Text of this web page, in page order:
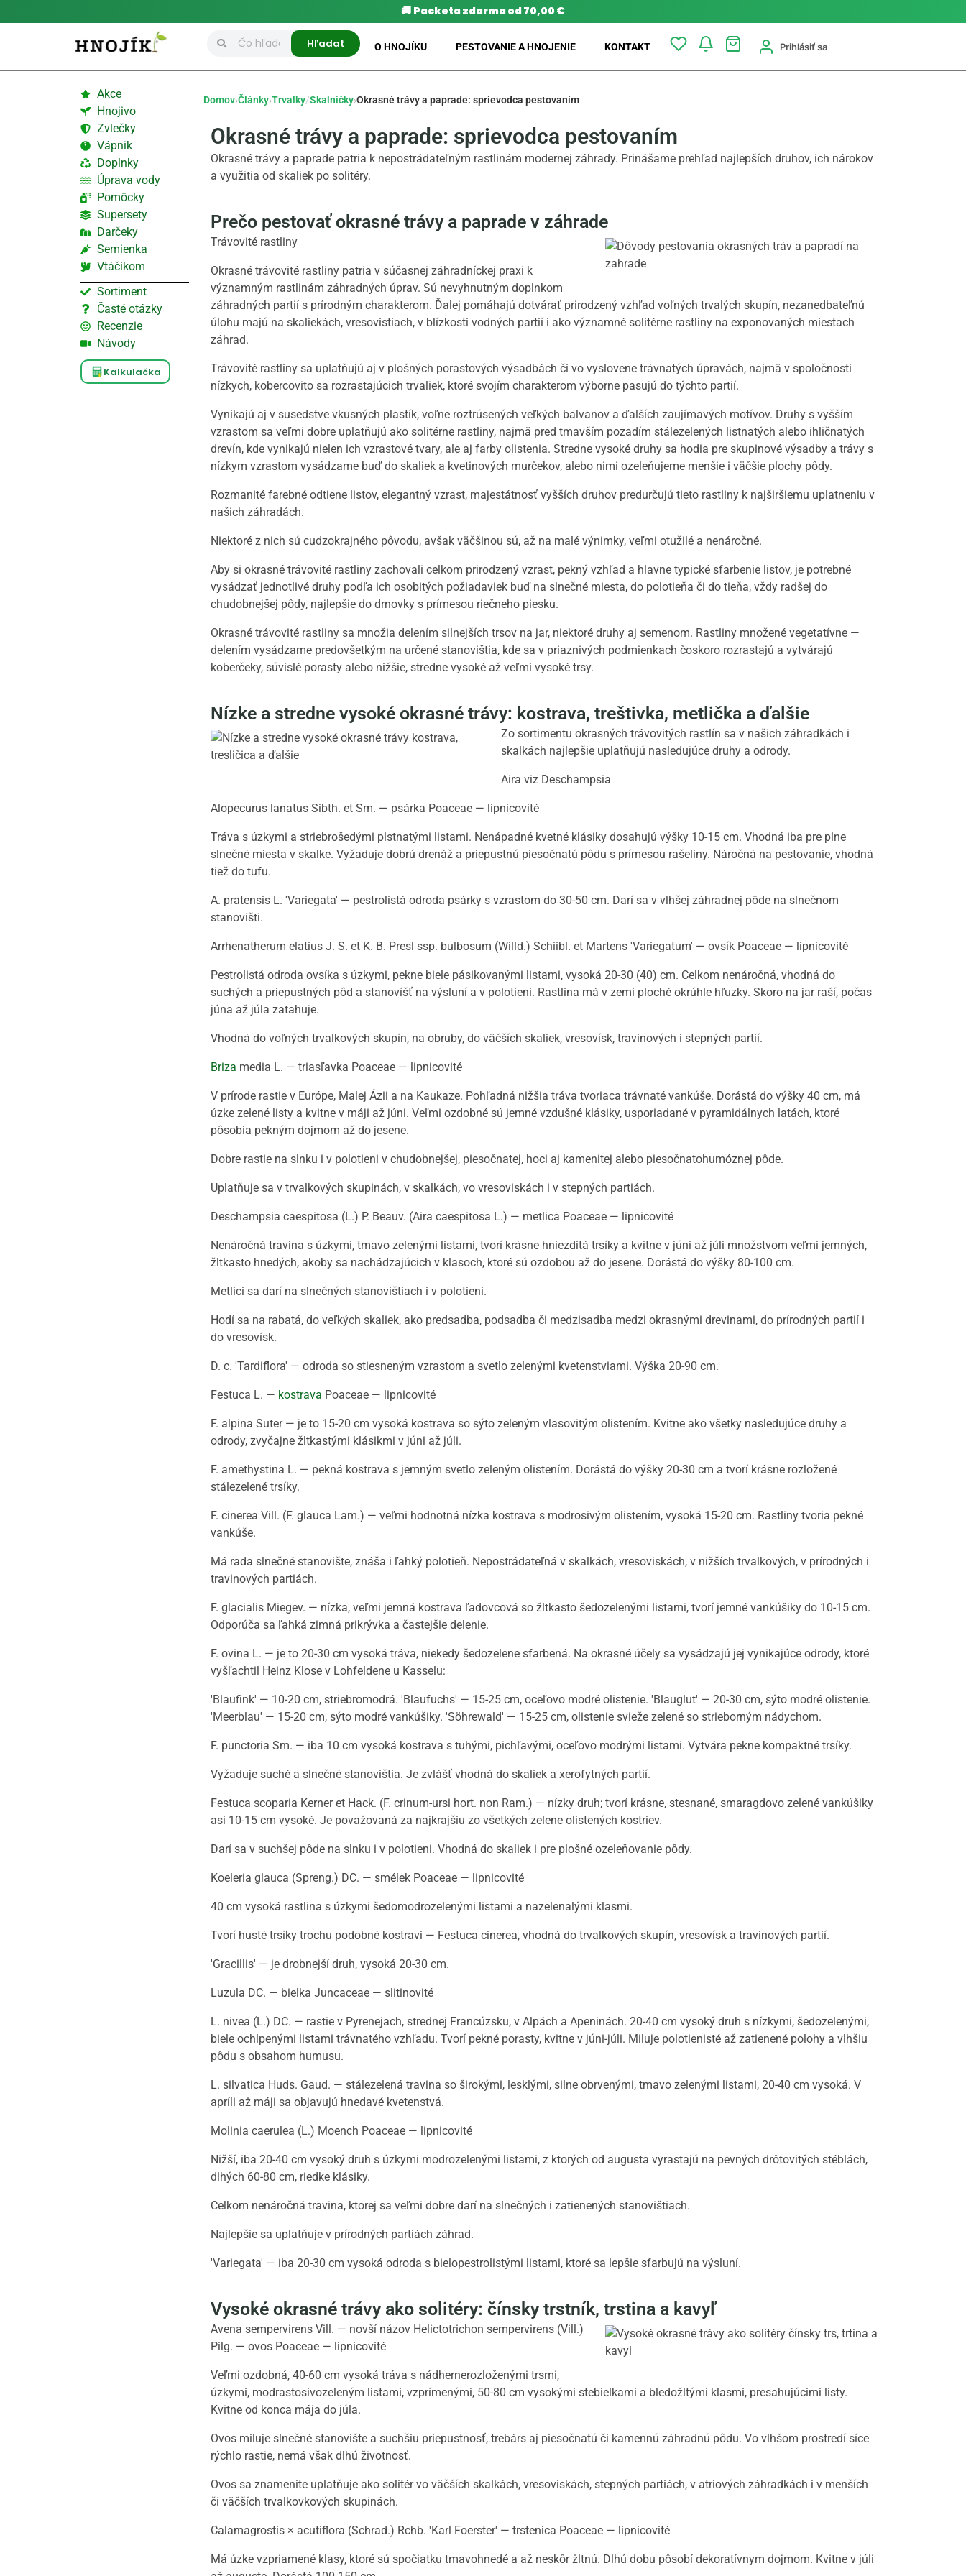
🚚 Packeta zdarma od 70,00 €
Hľadať O HNOJÍKU PESTOVANIE A HNOJENIE KONTAKT Prihlásiť sa
Akce
Hnojivo
Zvlečky
Vápnik
Doplnky
Úprava vody
Pomôcky
Supersety
Darčeky
Semienka
Vtáčikom
Sortiment
Časté otázky
Recenzie
Návody
Kalkulačka
Domov›Články›Trvalky/Skalničky›Okrasné trávy a paprade: sprievodca pestovaním
Okrasné trávy a paprade: sprievodca pestovaním
Okrasné trávy a paprade patria k nepostrádateľným rastlinám modernej záhrady. Prinášame prehľad najlepších druhov, ich nárokov
a využitia od skaliek po solitéry.
Prečo pestovať okrasné trávy a paprade v záhrade
Trávovité rastliny
Okrasné trávovité rastliny patria v súčasnej záhradníckej praxi k
významným rastlinám záhradných úprav. Sú nevyhnutným doplnkom
záhradných partií s prírodným charakterom. Ďalej pomáhajú dotvárať prirodzený vzhľad voľných trvalých skupín, nezanedbateľnú
úlohu majú na skaliekách, vresovistiach, v blízkosti vodných partií i ako významné solitérne rastliny na exponovaných miestach
záhrad.
Trávovité rastliny sa uplatňujú aj v plošných porastových výsadbách či vo vyslovene trávnatých úpravách, najmä v spoločnosti
nízkych, kobercovito sa rozrastajúcich trvaliek, ktoré svojím charakterom výborne pasujú do týchto partií.
Vynikajú aj v susedstve vkusných plastík, voľne roztrúsených veľkých balvanov a ďalších zaujímavých motívov. Druhy s vyšším
vzrastom sa veľmi dobre uplatňujú ako solitérne rastliny, najmä pred tmavším pozadím stálezelených listnatých alebo ihličnatých
drevín, kde vynikajú nielen ich vzrastové tvary, ale aj farby olistenia. Stredne vysoké druhy sa hodia pre skupinové výsadby a trávy s
nízkym vzrastom vysádzame buď do skaliek a kvetinových murčekov, alebo nimi ozeleňujeme menšie i väčšie plochy pôdy.
Rozmanité farebné odtiene listov, elegantný vzrast, majestátnosť vyšších druhov predurčujú tieto rastliny k najširšiemu uplatneniu v
našich záhradách.
Niektoré z nich sú cudzokrajného pôvodu, avšak väčšinou sú, až na malé výnimky, veľmi otužilé a nenáročné.
Aby si okrasné trávovité rastliny zachovali celkom prirodzený vzrast, pekný vzhľad a hlavne typické sfarbenie listov, je potrebné
vysádzať jednotlivé druhy podľa ich osobitých požiadaviek buď na slnečné miesta, do polotieňa či do tieňa, vždy radšej do
chudobnejšej pôdy, najlepšie do drnovky s prímesou riečneho piesku.
Okrasné trávovité rastliny sa množia delením silnejších trsov na jar, niektoré druhy aj semenom. Rastliny množené vegetatívne —
delením vysádzame predovšetkým na určené stanovištia, kde sa v priaznivých podmienkach čoskoro rozrastajú a vytvárajú
koberčeky, súvislé porasty alebo nižšie, stredne vysoké až veľmi vysoké trsy.
Nízke a stredne vysoké okrasné trávy: kostrava, treštivka, metlička a ďalšie
Zo sortimentu okrasných trávovitých rastlín sa v našich záhradkách i
skalkách najlepšie uplatňujú nasledujúce druhy a odrody.
Aira viz Deschampsia
Alopecurus lanatus Sibth. et Sm. — psárka Poaceae — lipnicovité
Tráva s úzkymi a striebrošedými plstnatými listami. Nenápadné kvetné klásiky dosahujú výšky 10-15 cm. Vhodná iba pre plne
slnečné miesta v skalke. Vyžaduje dobrú drenáž a priepustnú piesočnatú pôdu s prímesou rašeliny. Náročná na pestovanie, vhodná
tiež do tufu.
A. pratensis L. 'Variegata' — pestrolistá odroda psárky s vzrastom do 30-50 cm. Darí sa v vlhšej záhradnej pôde na slnečnom
stanovišti.
Arrhenatherum elatius J. S. et K. B. Presl ssp. bulbosum (Willd.) Schiibl. et Martens 'Variegatum' — ovsík Poaceae — lipnicovité
Pestrolistá odroda ovsíka s úzkymi, pekne biele pásikovanými listami, vysoká 20-30 (40) cm. Celkom nenáročná, vhodná do
suchých a priepustných pôd a stanovíšť na výsluní a v polotieni. Rastlina má v zemi ploché okrúhle hľuzky. Skoro na jar raší, počas
júna až júla zatahuje.
Vhodná do voľných trvalkových skupín, na obruby, do väčších skaliek, vresovísk, travinových i stepných partií.
Briza media L. — triasľavka Poaceae — lipnicovité
V prírode rastie v Európe, Malej Ázii a na Kaukaze. Pohľadná nižšia tráva tvoriaca trávnaté vankúše. Dorástá do výšky 40 cm, má
úzke zelené listy a kvitne v máji až júni. Veľmi ozdobné sú jemné vzdušné klásiky, usporiadané v pyramidálnych latách, ktoré
pôsobia pekným dojmom až do jesene.
Dobre rastie na slnku i v polotieni v chudobnejšej, piesočnatej, hoci aj kamenitej alebo piesočnatohumóznej pôde.
Uplatňuje sa v trvalkových skupinách, v skalkách, vo vresoviskách i v stepných partiách.
Deschampsia caespitosa (L.) P. Beauv. (Aira caespitosa L.) — metlica Poaceae — lipnicovité
Nenáročná travina s úzkymi, tmavo zelenými listami, tvorí krásne hniezditá trsíky a kvitne v júni až júli množstvom veľmi jemných,
žltkasto hnedých, akoby sa nachádzajúcich v klasoch, ktoré sú ozdobou až do jesene. Dorástá do výšky 80-100 cm.
Metlici sa darí na slnečných stanovištiach i v polotieni.
Hodí sa na rabatá, do veľkých skaliek, ako predsadba, podsadba či medzisadba medzi okrasnými drevinami, do prírodných partií i
do vresovísk.
D. c. 'Tardiflora' — odroda so stiesneným vzrastom a svetlo zelenými kvetenstviami. Výška 20-90 cm.
Festuca L. — kostrava Poaceae — lipnicovité
F. alpina Suter — je to 15-20 cm vysoká kostrava so sýto zeleným vlasovitým olistením. Kvitne ako všetky nasledujúce druhy a
odrody, zvyčajne žltkastými klásikmi v júni až júli.
F. amethystina L. — pekná kostrava s jemným svetlo zeleným olistením. Dorástá do výšky 20-30 cm a tvorí krásne rozložené
stálezelené trsíky.
F. cinerea Vill. (F. glauca Lam.) — veľmi hodnotná nízka kostrava s modrosivým olistením, vysoká 15-20 cm. Rastliny tvoria pekné
vankúše.
Má rada slnečné stanovište, znáša i ľahký polotieň. Nepostrádateľná v skalkách, vresoviskách, v nižších trvalkových, v prírodných i
travinových partiách.
F. glacialis Miegev. — nízka, veľmi jemná kostrava ľadovcová so žltkasto šedozelenými listami, tvorí jemné vankúšiky do 10-15 cm.
Odporúča sa ľahká zimná prikrývka a častejšie delenie.
F. ovina L. — je to 20-30 cm vysoká tráva, niekedy šedozelene sfarbená. Na okrasné účely sa vysádzajú jej vynikajúce odrody, ktoré
vyšľachtil Heinz Klose v Lohfeldene u Kasselu:
'Blaufink' — 10-20 cm, striebromodrá. 'Blaufuchs' — 15-25 cm, oceľovo modré olistenie. 'Blauglut' — 20-30 cm, sýto modré olistenie.
'Meerblau' — 15-20 cm, sýto modré vankúšiky. 'Söhrewald' — 15-25 cm, olistenie svieže zelené so strieborným nádychom.
F. punctoria Sm. — iba 10 cm vysoká kostrava s tuhými, pichľavými, oceľovo modrými listami. Vytvára pekne kompaktné trsíky.
Vyžaduje suché a slnečné stanovištia. Je zvlášť vhodná do skaliek a xerofytných partií.
Festuca scoparia Kerner et Hack. (F. crinum-ursi hort. non Ram.) — nízky druh; tvorí krásne, stesnané, smaragdovo zelené vankúšiky
asi 10-15 cm vysoké. Je považovaná za najkrajšiu zo všetkých zelene olistených kostriev.
Darí sa v suchšej pôde na slnku i v polotieni. Vhodná do skaliek i pre plošné ozeleňovanie pôdy.
Koeleria glauca (Spreng.) DC. — smélek Poaceae — lipnicovité
40 cm vysoká rastlina s úzkymi šedomodrozelenými listami a nazelenalými klasmi.
Tvorí husté trsíky trochu podobné kostravi — Festuca cinerea, vhodná do trvalkových skupín, vresovísk a travinových partií.
'Gracillis' — je drobnejší druh, vysoká 20-30 cm.
Luzula DC. — bielka Juncaceae — slitinovité
L. nivea (L.) DC. — rastie v Pyrenejach, strednej Francúzsku, v Alpách a Apeninách. 20-40 cm vysoký druh s nízkymi, šedozelenými,
biele ochlpenými listami trávnatého vzhľadu. Tvorí pekné porasty, kvitne v júni-júli. Miluje polotienisté až zatienené polohy a vlhšiu
pôdu s obsahom humusu.
L. silvatica Huds. Gaud. — stálezelená travina so širokými, lesklými, silne obrvenými, tmavo zelenými listami, 20-40 cm vysoká. V
apríli až máji sa objavujú hnedavé kvetenstvá.
Molinia caerulea (L.) Moench Poaceae — lipnicovité
Nižší, iba 20-40 cm vysoký druh s úzkymi modrozelenými listami, z ktorých od augusta vyrastajú na pevných drôtovitých stéblách,
dlhých 60-80 cm, riedke klásiky.
Celkom nenáročná travina, ktorej sa veľmi dobre darí na slnečných i zatienených stanovištiach.
Najlepšie sa uplatňuje v prírodných partiách záhrad.
'Variegata' — iba 20-30 cm vysoká odroda s bielopestrolistými listami, ktoré sa lepšie sfarbujú na výsluní.
Vysoké okrasné trávy ako solitéry: čínsky trstník, trstina a kavyľ
Avena sempervirens Vill. — novší názov Helictotrichon sempervirens (Vill.)
Pilg. — ovos Poaceae — lipnicovité
Veľmi ozdobná, 40-60 cm vysoká tráva s nádhernerozloženými trsmi,
úzkymi, modrastosivozeleným listami, vzprímenými, 50-80 cm vysokými stebielkami a bledožltými klasmi, presahujúcimi listy.
Kvitne od konca mája do júla.
Ovos miluje slnečné stanovište a suchšiu priepustnosť, trebárs aj piesočnatú či kamennú záhradnú pôdu. Vo vlhšom prostredí síce
rýchlo rastie, nemá však dlhú životnosť.
Ovos sa znamenite uplatňuje ako solitér vo väčších skalkách, vresoviskách, stepných partiách, v atriových záhradkách i v menších
či väčších trvalkovkových skupinách.
Calamagrostis × acutiflora (Schrad.) Rchb. 'Karl Foerster' — trstenica Poaceae — lipnicovité
Má úzke vzpriamené klasy, ktoré sú spočiatku tmavohnedé a až neskôr žltnú. Dlhú dobu pôsobí dekoratívnym dojmom. Kvitne v júli